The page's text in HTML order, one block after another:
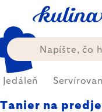
obsah
Jedáleň
Tanier na